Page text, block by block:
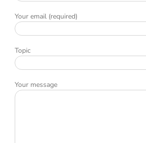
Your email (required)
Topic
Your message